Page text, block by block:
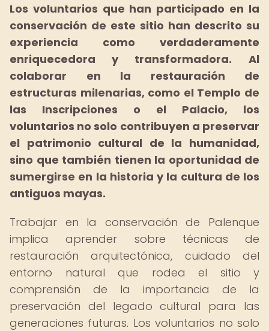
Los voluntarios que han participado en la
conservación de este sitio han descrito su
experiencia como verdaderamente
enriquecedora y transformadora.
Al
colaborar en la restauración de
estructuras milenarias, como el Templo de
las Inscripciones o el Palacio, los
voluntarios no solo contribuyen a preservar
el patrimonio cultural de la humanidad,
sino que también tienen la oportunidad de
sumergirse en la historia y la cultura de los
antiguos mayas.
Trabajar en la conservación de Palenque
implica aprender sobre técnicas de
restauración arquitectónica, cuidado del
entorno natural que rodea el sitio y
comprensión de la importancia de la
preservación del legado cultural para las
generaciones futuras. Los voluntarios no solo